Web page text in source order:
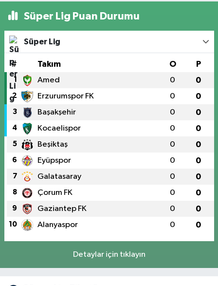
Süper Lig Puan Durumu
Süper Lig
# Takım O P
1 Amed 0 0
2 Erzurumspor FK 0 0
3 Başakşehir 0 0
4 Kocaelispor 0 0
5 Beşiktaş 0 0
6 Eyüpspor 0 0
7 Galatasaray 0 0
8 Çorum FK 0 0
9 Gaziantep FK 0 0
10 Alanyaspor 0 0
Detaylar için tıklayın